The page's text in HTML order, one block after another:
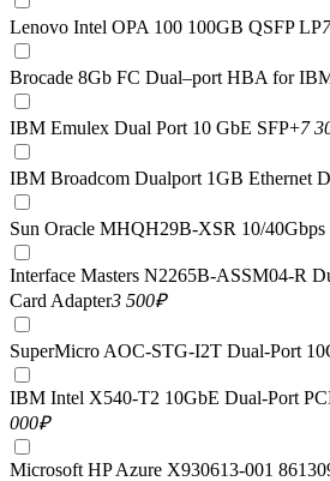
Lenovo Intel OPA 100 100GB QSFP LP
Brocade 8Gb FC Dual–port HBA for
IBM Emulex Dual Port 10 GbE SFP+7
IBM Broadcom Dualport 1GB Ethernet
Sun Oracle MHQH29B-XSR 10/40Gbps
Interface Masters N2265B-ASSM04-R
Card Adapter3 500₽
SuperMicro AOC-STG-I2T Dual-Port
IBM Intel X540-T2 10GbE Dual-Port
000₽
Microsoft HP Azure X930613-001